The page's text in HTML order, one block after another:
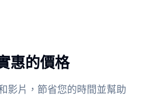
惠的價格
影片，節省您的時間並幫助